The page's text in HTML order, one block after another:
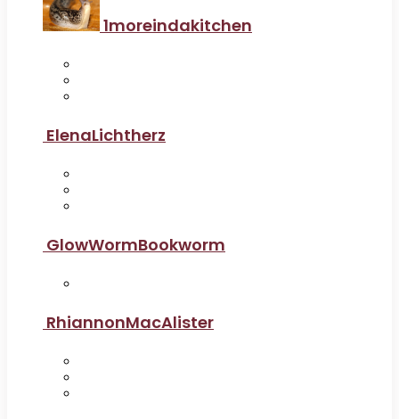
1moreindakitchen
ElenaLichtherz
GlowWormBookworm
RhiannonMacAlister